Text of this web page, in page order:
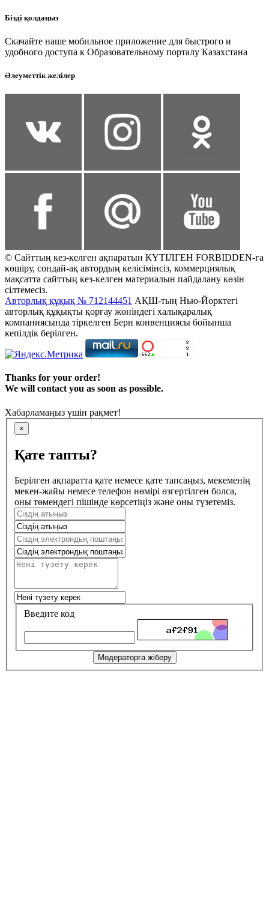
Бізді қолдаңыз
Скачайте наше мобильное приложение для быстрого и
удобного доступа к Образовательному порталу Казахстана
Әлеуметтік желілер
© Сайттың кез-келген ақпаратын КҮТІЛГЕН FORBIDDEN-ға
көшіру, сондай-ақ автордың келісімінсіз, коммерциялық
мақсатта сайттың кез-келген материалын пайдалану көзін
сілтемесіз.
Авторлық құқық № 712144451 АҚШ-тың Нью-Йорктегі
авторлық құқықты қорғау жөніндегі халықаралық
компаниясында тіркелген Берн конвенциясы бойынша
кепілдік берілген.
Thanks for your order!
We will contact you as soon as possible.
Хабарламаңыз үшін рақмет!
×
Қате тапты?
Берілген ақпаратта қате немесе қате тапсаңыз, мекеменің
мекен-жайы немесе телефон нөмірі өзгертілген болса,
оны төмендегі пішінде көрсетіңіз және оны түзетеміз.
Введите код
Модераторға жіберу